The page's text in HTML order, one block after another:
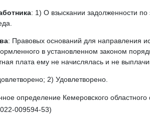
: 1) О взыскании задолженности
: Правовых оснований для направления
в установленном законом
плата ему не начислялась и не
2) Удовлетворено.
определение Кемеровского
009594-53)